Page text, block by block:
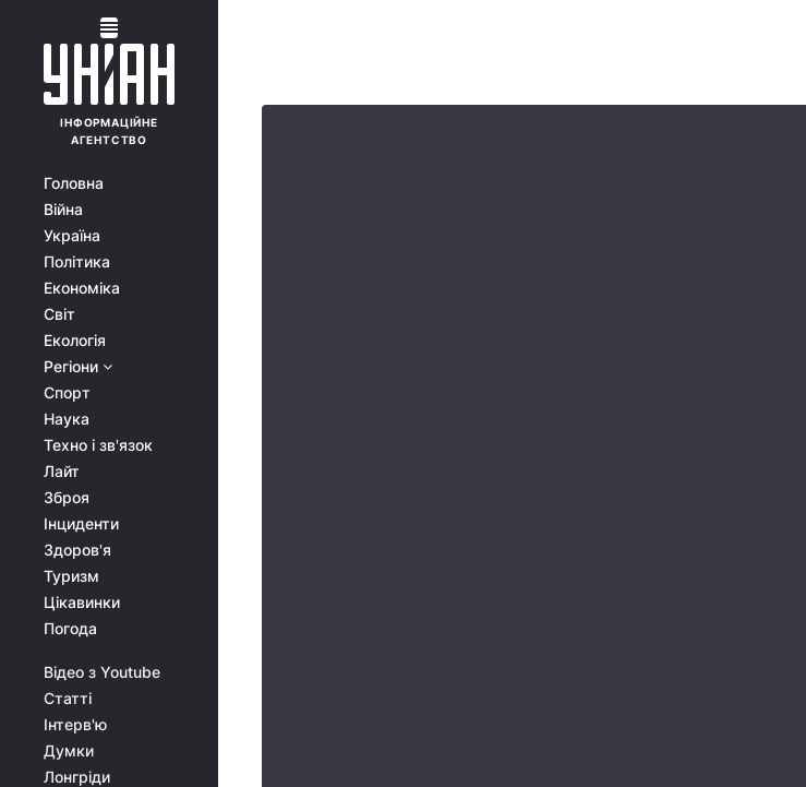
ІНФОРМАЦІЙНЕ
АГЕНТСТВО
Головна
Війна
Україна
Політика
Економіка
Світ
Екологія
Регіони
Спорт
Наука
Техно і зв'язок
Лайт
Зброя
Інциденти
Здоров'я
Туризм
Цікавинки
Погода
Відео з Youtube
Статті
Інтерв'ю
Думки
Лонгріди